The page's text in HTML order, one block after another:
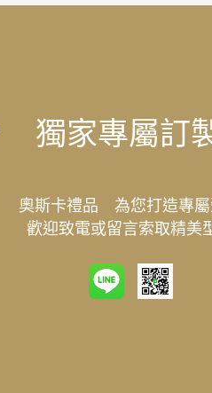
獨家專屬訂
奧斯卡禮品 為您打造專屬
歡迎致電或留言索取精美